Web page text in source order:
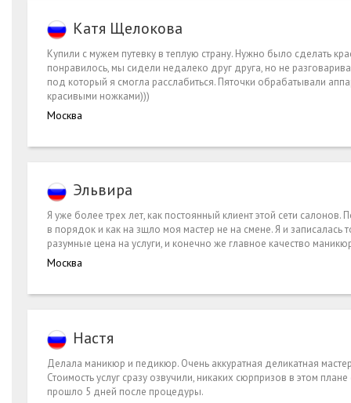
Катя Щелокова
Купили с мужем путевку в теплую страну. Нужно было сделать
понравилось, мы сидели недалеко друг друга, но не
под который я смогла расслабиться. Пяточки обрабатывали
красивыми ножками)))
Москва
Эльвира
Я уже более трех лет, как постоянный клиент этой сети
в порядок и как на зщло моя мастер не на смене. Я и
разумные цена на услуги, и конечно же главное качество
Москва
Настя
Делала маникюр и педикюр. Очень аккуратная деликатная
Стоимость услуг сразу озвучили, никаких сюрпризов в этом
прошло 5 дней после процедуры.